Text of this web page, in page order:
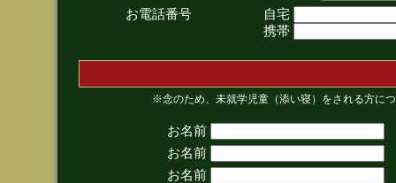
お電話番号
自宅
携帯
※念のため、未就学児童（添い寝）をされる方に
お名前
お名前
お名前